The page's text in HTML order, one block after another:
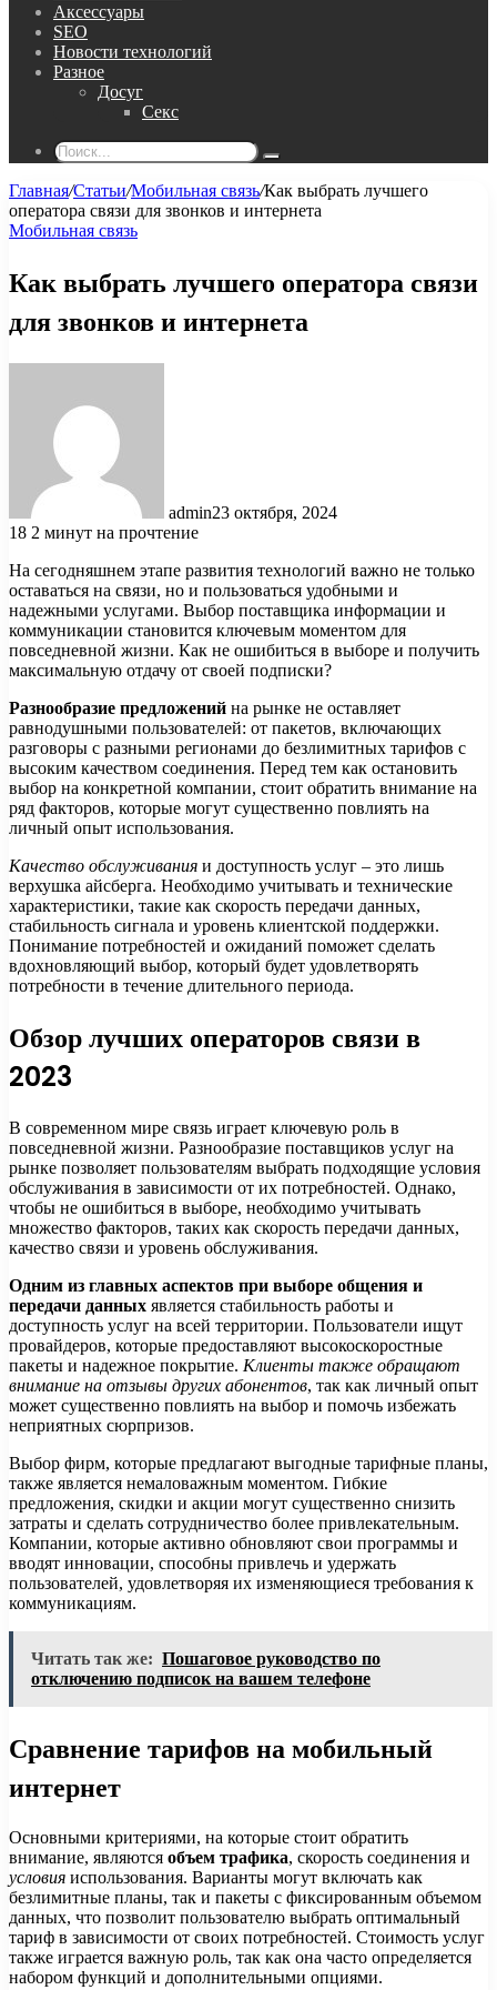
Аксессуары
SEO
Новости технологий
Разное
Досуг
Секс
Поиск...
Главная/Статьи/Мобильная связь/Как выбрать лучшего
оператора связи для звонков и интернета
Мобильная связь
Как выбрать лучшего оператора связи
для звонков и интернета
admin23 октября, 2024
18 2 минут на прочтение
На сегодняшнем этапе развития технологий важно не только
оставаться на связи, но и пользоваться удобными и
надежными услугами. Выбор поставщика информации и
коммуникации становится ключевым моментом для
повседневной жизни. Как не ошибиться в выборе и получить
максимальную отдачу от своей подписки?
Разнообразие предложений на рынке не оставляет
равнодушными пользователей: от пакетов, включающих
разговоры с разными регионами до безлимитных тарифов с
высоким качеством соединения. Перед тем как остановить
выбор на конкретной компании, стоит обратить внимание на
ряд факторов, которые могут существенно повлиять на
личный опыт использования.
Качество обслуживания и доступность услуг – это лишь
верхушка айсберга. Необходимо учитывать и технические
характеристики, такие как скорость передачи данных,
стабильность сигнала и уровень клиентской поддержки.
Понимание потребностей и ожиданий поможет сделать
вдохновляющий выбор, который будет удовлетворять
потребности в течение длительного периода.
Обзор лучших операторов связи в
2023
В современном мире связь играет ключевую роль в
повседневной жизни. Разнообразие поставщиков услуг на
рынке позволяет пользователям выбрать подходящие условия
обслуживания в зависимости от их потребностей. Однако,
чтобы не ошибиться в выборе, необходимо учитывать
множество факторов, таких как скорость передачи данных,
качество связи и уровень обслуживания.
Одним из главных аспектов при выборе общения и
передачи данных является стабильность работы и
доступность услуг на всей территории. Пользователи ищут
провайдеров, которые предоставляют высокоскоростные
пакеты и надежное покрытие. Клиенты также обращают
внимание на отзывы других абонентов, так как личный опыт
может существенно повлиять на выбор и помочь избежать
неприятных сюрпризов.
Выбор фирм, которые предлагают выгодные тарифные планы,
также является немаловажным моментом. Гибкие
предложения, скидки и акции могут существенно снизить
затраты и сделать сотрудничество более привлекательным.
Компании, которые активно обновляют свои программы и
вводят инновации, способны привлечь и удержать
пользователей, удовлетворяя их изменяющиеся требования к
коммуникациям.
Читать так же: Пошаговое руководство по
отключению подписок на вашем телефоне
Сравнение тарифов на мобильный
интернет
Основными критериями, на которые стоит обратить
внимание, являются объем трафика, скорость соединения и
условия использования. Варианты могут включать как
безлимитные планы, так и пакеты с фиксированным объемом
данных, что позволит пользователю выбрать оптимальный
тариф в зависимости от своих потребностей. Стоимость услуг
также играется важную роль, так как она часто определяется
набором функций и дополнительными опциями.